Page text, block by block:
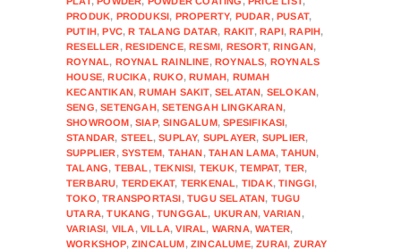
PRODUK, PRODUKSI, PROPERTY, PUDAR,PUSAT,
PUTIH,PVC,R TALANG DATAR, RAKIT,RAPI,RAPIH,
RESELLER,RESIDENCE,RESMI, RESORT,RINGAN,
ROYNAL, ROYNAL RAINLINE,ROYNALS, ROYNALS
HOUSE,RUCIKA,RUKO,RUMAH, RUMAH
KECANTIKAN,RUMAH SAKIT,SELATAN, SELOKAN,
SENG,SETENGAH,SETENGAH LINGKARAN,
SHOWROOM,SIAP,SINGALUM,SPESIFIKASI,
STANDAR, STEEL,SUPLAY, SUPLAYER, SUPLIER,
SUPPLIER,SYSTEM, TAHAN,TAHAN LAMA,TAHUN,
TALANG, TEBAL ,TEKNISI, TEKUK,TEMPAT, TER,
TERBARU, TERDEKAT, TERKENAL, TIDAK,TINGGI,
TOKO,TRANSPORTASI,TUGU SELATAN, TUGU
UTARA,TUKANG ,TUNGGAL, UKURAN,VARIAN,
VARIASI, VILA,VILLA,VIRAL, WARNA,WATER,
WORKSHOP,ZINCALUM,ZINCALUME,ZURAI, ZURAY